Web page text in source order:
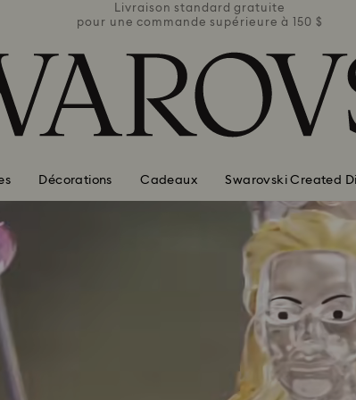
Livraison standard gratuite
pour une commande supérieure à 150 $
Décorations Cadeaux Swarovski Created